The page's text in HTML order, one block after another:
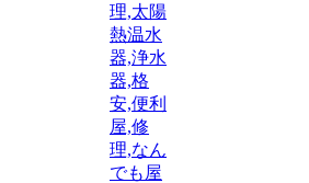
理,太陽
熱温水
器,浄水
器,格
安,便利
屋,修
理,なん
でも屋